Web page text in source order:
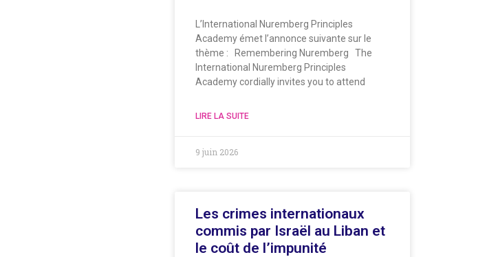
L’International Nuremberg Principles
Academy émet l’annonce suivante sur le
thème : Remembering Nuremberg The
International Nuremberg Principles
Academy cordially invites you to attend
LIRE LA SUITE
9 juin 2026
Les crimes internationaux
commis par Israël au Liban et
le coût de l’impunité